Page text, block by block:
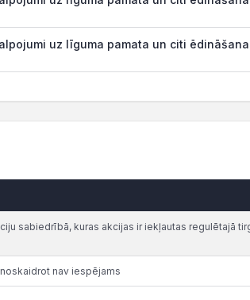
uz līguma pamata un citi
sabiedrībā, kuras akcijas ir iekļautas regulētajā
nav iespējams